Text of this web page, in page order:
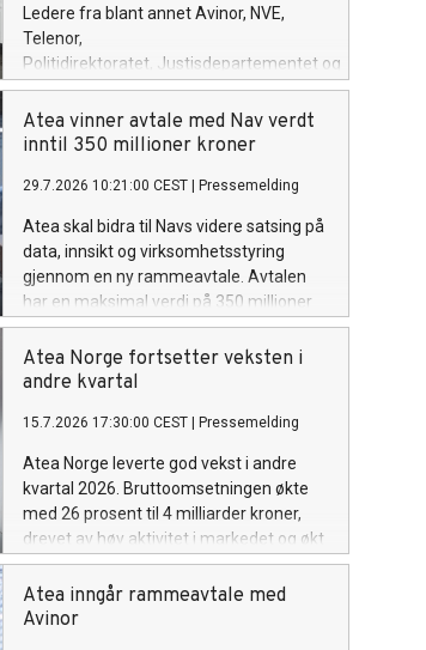
Ledere fra blant annet Avinor, NVE,
Telenor,
Politidirektoratet, Justisdepartementet og
Microsoft skal sammen med
politikere teste egen beredskap
når Atea inviterer til en realistisk
Bakgrunnen er nye tall som viser at
trener på dem.
Atea vinner avtale med Nav verdt
inntil 350 millioner kroner
29.7.2026 10:21:00 CEST Pressemelding
Atea skal bidra til Navs videre satsing på
data, innsikt og virksomhetsstyring
gjennom en ny rammeavtale. Avtalen
har en maksimal verdi på 350 millioner
kroner inkludert merverdiavgift over
inntil fire år.
Atea Norge fortsetter veksten i
andre kvartal
15.7.2026 17:30:00 CEST Pressemelding
Atea Norge leverte god vekst i andre
kvartal 2026. Bruttoomsetningen økte
med 26 prosent til 4 milliarder kroner,
drevet av høy aktivitet i markedet og økt
etterspørsel etter både IT-infrastruktur,
driftstjenester og konsulenttjenester.
Atea inngår rammeavtale med
Avinor